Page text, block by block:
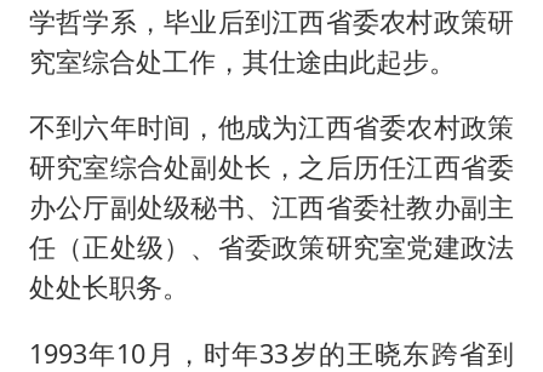
学哲学系，毕业后到江西省委农村政策研
究室综合处工作，其仕途由此起步。
不到六年时间，他成为江西省委农村政策
研究室综合处副处长，之后历任江西省委
办公厅副处级秘书、江西省委社教办副主
任（正处级）、省委政策研究室党建政法
处处长职务。
1993年10月，时年33岁的王晓东跨省到